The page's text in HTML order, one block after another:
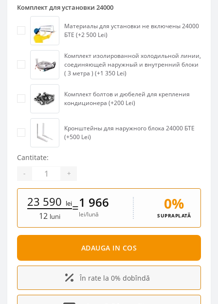
Комплект для установки 24000
Материалы для установки не включены 24000
БТЕ (+2 500 Lei)
Комплект изолированной холодильной линии,
соединяющей наружный и внутренний блоки
( 3 метра ) (+1 350 Lei)
Комплект болтов и дюбелей для крепления
кондиционера (+200 Lei)
Кронштейны для наружного блока 24000 БТЕ
(+500 Lei)
Cantitate:
- +
23 590 lei
12 luni
=1 966
lei/lună
0%
SUPRAPLATĂ
ADAUGA IN COS
În rate la 0% dobîndă